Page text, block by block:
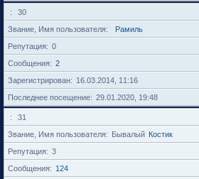
30
Звание, Имя пользователя
Рамиль
Репутация
0
Сообщения
2
Зарегистрирован
16.03.2014, 11:16
Последнее посещение
29.01.2020, 19:48
31
Звание, Имя пользователя
Бывалый Костик
Репутация
3
Сообщения
124